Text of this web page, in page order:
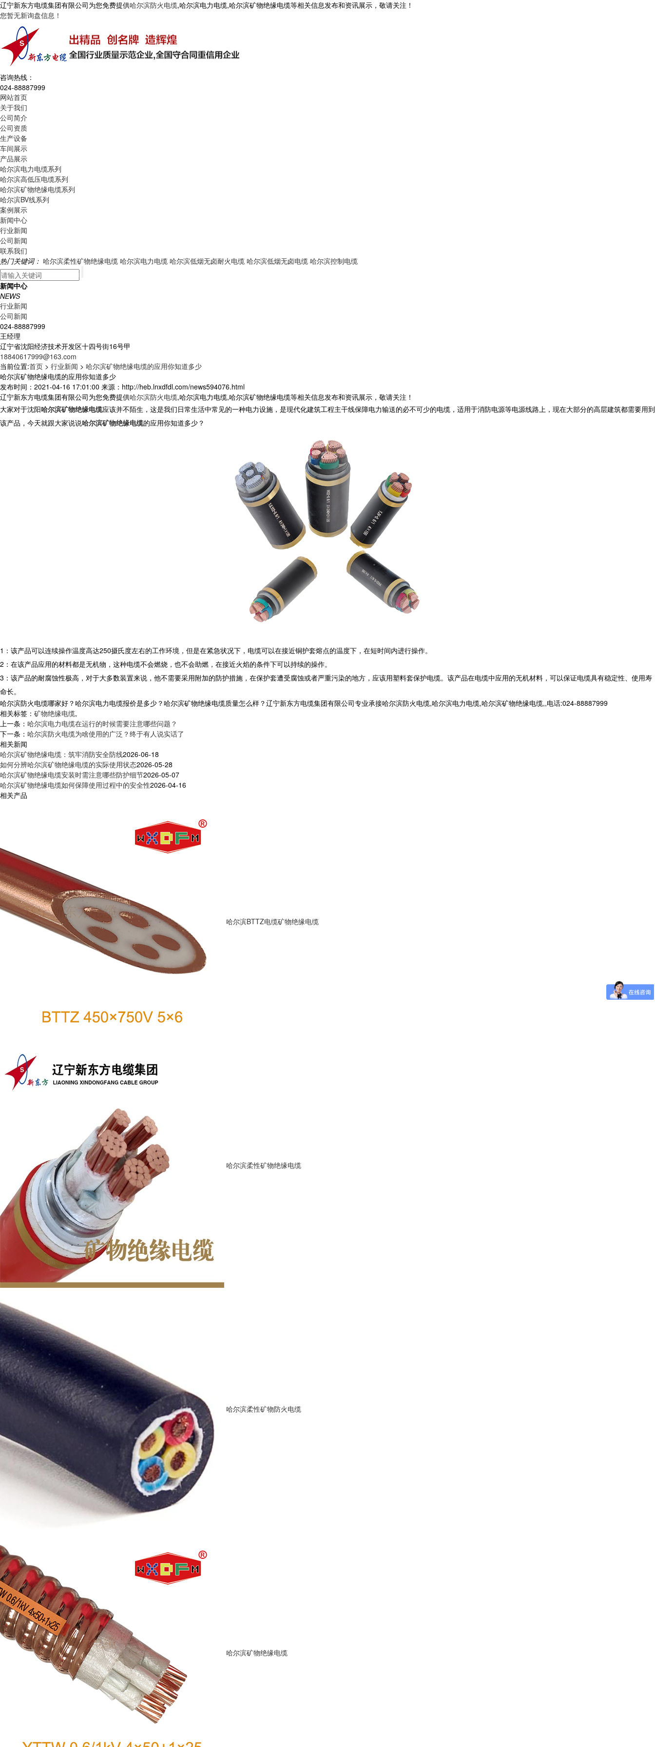
辽宁新东方电缆集团有限公司为您免费提供哈尔滨防火电缆,哈尔滨电力电缆,哈尔滨矿物绝缘电缆等相关信息发布和资讯展示，敬请关注！
您暂无新询盘信息！
咨询热线：
024-88887999
网站首页
关于我们
公司简介
公司资质
生产设备
车间展示
产品展示
哈尔滨电力电缆系列
哈尔滨高低压电缆系列
哈尔滨矿物绝缘电缆系列
哈尔滨BV线系列
案例展示
新闻中心
行业新闻
公司新闻
联系我们
热门关键词： 哈尔滨柔性矿物绝缘电缆 哈尔滨电力电缆 哈尔滨低烟无卤耐火电缆 哈尔滨低烟无卤电缆 哈尔滨控制电缆
新闻中心
NEWS
行业新闻
公司新闻
024-88887999
王经理
辽宁省沈阳经济技术开发区十四号街16号甲
18840617999@163.com
当前位置:首页 > 行业新闻 > 哈尔滨矿物绝缘电缆的应用你知道多少
哈尔滨矿物绝缘电缆的应用你知道多少
发布时间：2021-04-16 17:01:00 来源：http://heb.lnxdfdl.com/news594076.html
辽宁新东方电缆集团有限公司为您免费提供哈尔滨防火电缆,哈尔滨电力电缆,哈尔滨矿物绝缘电缆等相关信息发布和资讯展示，敬请关注！
大家对于沈阳哈尔滨矿物绝缘电缆应该并不陌生，这是我们日常生活中常见的一种电力设施，是现代化建筑工程主干线保障电力输送的必不可少的电缆，适用于消防电源等电源线路上，现在大部分的高层建筑都需要用到
该产品，今天就跟大家说说哈尔滨矿物绝缘电缆的应用你知道多少？
1：该产品可以连续操作温度高达250摄氏度左右的工作环境，但是在紧急状况下，电缆可以在接近铜护套熔点的温度下，在短时间内进行操作。
2：在该产品应用的材料都是无机物，这种电缆不会燃烧，也不会助燃，在接近火焰的条件下可以持续的操作。
3：该产品的耐腐蚀性极高，对于大多数装置来说，他不需要采用附加的防护措施，在保护套遭受腐蚀或者严重污染的地方，应该用塑料套保护电缆。该产品在电缆中应用的无机材料，可以保证电缆具有稳定性、使用寿
命长。
哈尔滨防火电缆哪家好？哈尔滨电力电缆报价是多少？哈尔滨矿物绝缘电缆质量怎么样？辽宁新东方电缆集团有限公司专业承接哈尔滨防火电缆,哈尔滨电力电缆,哈尔滨矿物绝缘电缆,,电话:024-88887999
相关标签： 矿物绝缘电缆,
上一条： 哈尔滨电力电缆在运行的时候需要注意哪些问题？
下一条： 哈尔滨防火电缆为啥使用的广泛？终于有人说实话了
相关新闻
哈尔滨矿物绝缘电缆：筑牢消防安全防线2026-06-18
如何分辨哈尔滨矿物绝缘电缆的实际使用状态2026-05-28
哈尔滨矿物绝缘电缆安装时需注意哪些防护细节2026-05-07
哈尔滨矿物绝缘电缆如何保障使用过程中的安全性2026-04-16
相关产品
哈尔滨BTTZ电缆矿物绝缘电缆
哈尔滨柔性矿物绝缘电缆
哈尔滨柔性矿物防火电缆
哈尔滨矿物绝缘电缆